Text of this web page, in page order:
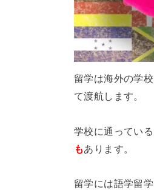
留学は海外の学
て渡航します。
学校に通ってい
もあります。
留学には語学留